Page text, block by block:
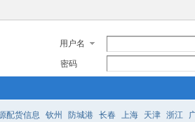
用户名
密码
配货信息 钦州 防城港 长春 上海 天津 浙江